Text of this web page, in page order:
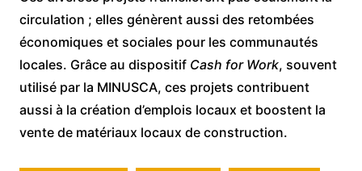
circulation ; elles génèrent aussi des retombées
économiques et sociales pour les communautés
locales. Grâce au dispositif Cash for Work, souvent
utilisé par la MINUSCA, ces projets contribuent
aussi à la création d’emplois locaux et boostent la
vente de matériaux locaux de construction.